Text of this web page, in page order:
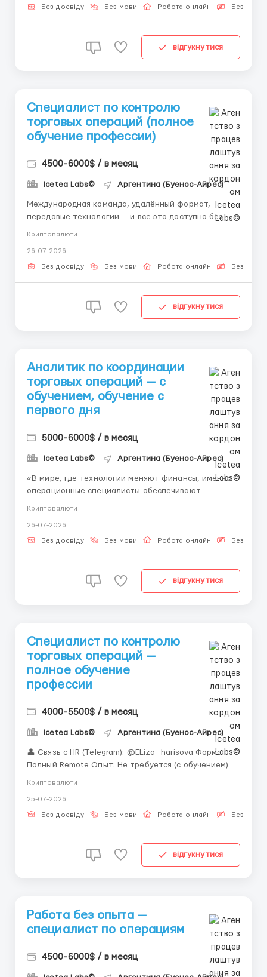
биржевых процессов — одна из самых молодых и
Без досвіду Без мови Робота онлайн
відгукнутися
Специалист по контролю
торговых операций (полное
обучение профессии)
4500-6000$ / в месяц
Icetea Labs© Аргентина (Буенос-Айрес)
Международная команда, удалённый формат,
передовые технологии — и всё это доступно без
старта, и мы поможем Вам сделать этот шаг.
Технологии + финансы: Современные финансовые
Криптовалюти
26-07-2026
Без досвіду Без мови Робота онлайн
відгукнутися
Аналитик по координации
торговых операций — с
обучением, обучение с
первого дня
5000-6000$ / в месяц
Icetea Labs© Аргентина (Буенос-Айрес)
«В мире, где технологии меняют финансы, именно
операционные специалисты обеспечивают
технологий и финансов. Операционный специалист
— это человек, который понимает и то, и другое.
Криптовалюти
26-07-2026
Без досвіду Без мови Робота онлайн
відгукнутися
Специалист по контролю
торговых операций —
полное обучение
профессии
4000-5500$ / в месяц
Icetea Labs© Аргентина (Буенос-Айрес)
👤 Связь с HR (Telegram): @ELiza_harisova Формат:
Полный Remote Опыт: Не требуется (с обучением)
расти.» Когда трейдер нажимает кнопку «Купить»,
запускается сложный процесс: пр...
Криптовалюти
25-07-2026
Без досвіду Без мови Робота онлайн
відгукнутися
Работа без опыта —
специалист по операциям
4500-6000$ / в месяц